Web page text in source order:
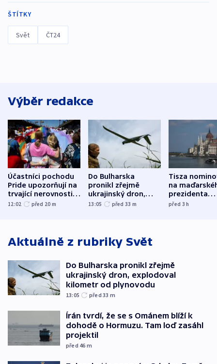
ŠTÍTKY
Svět ČT24
Výběr redakce
Účastníci pochodu
Pride upozorňují na
trvající nerovnosti i
společenskou
12:02 před 20 m
Do Bulharska
pronikl zřejmě
ukrajinský dron,
explodoval kilometr
13:05 před 33 m
Tisza
na
prezidenta
bývalého
před 3h
Aktuálně z rubriky Svět
Do Bulharska pronikl zřejmě
ukrajinský dron, explodoval
kilometr od plynovodu
13:05 před 33 m
Írán tvrdí, že se s Ománem blíží k
dohodě o Hormuzu. Tam loď zasáhl
projektil
před 46 m